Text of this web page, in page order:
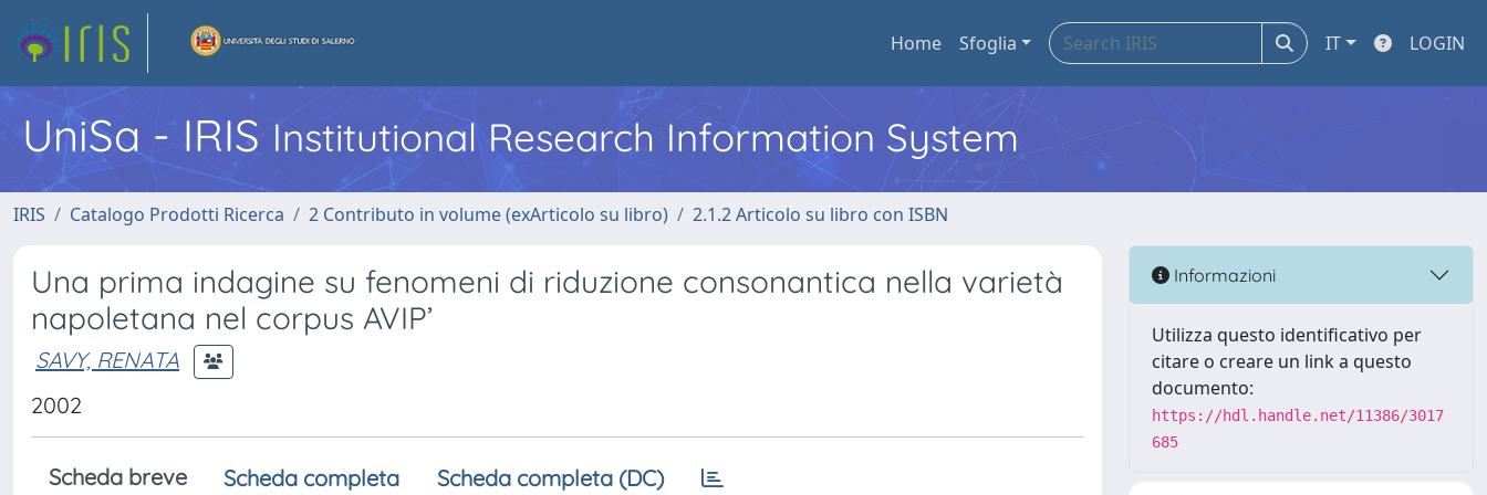
Home Sfoglia IT LOGIN
UniSa - IRIS Institutional Research Information System
IRIS Catalogo Prodotti Ricerca 2 Contributo in volume (exArticolo su libro) 2.1.2 Articolo su libro con ISBN
Una prima indagine su fenomeni di riduzione consonantica nella varietà
napoletana nel corpus AVIP’
SAVY, RENATA
2002
Scheda breve Scheda completa Scheda completa (DC)
Informazioni
Utilizza questo identificativo per
citare o creare un link a questo
documento:
https://hdl.handle.net/11386/3017
685